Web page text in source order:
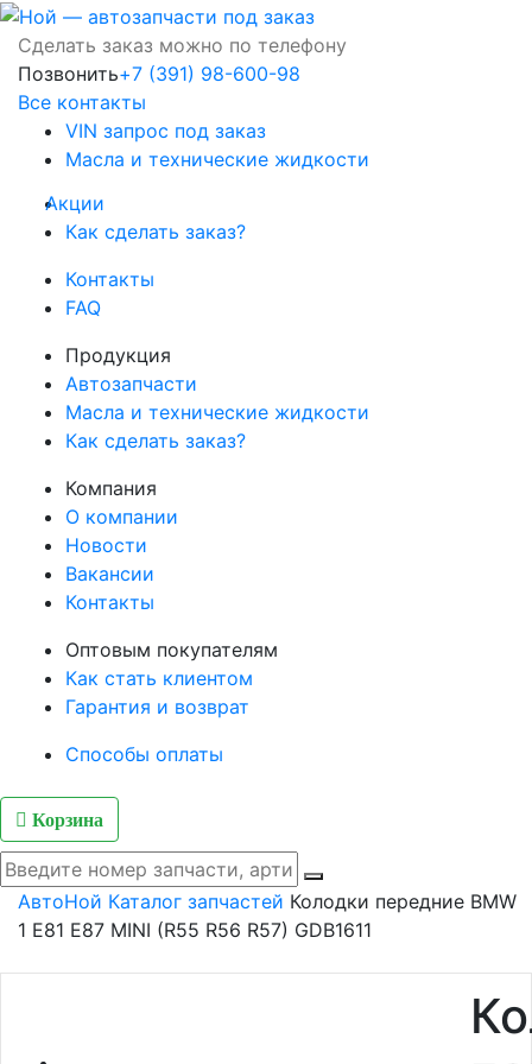
Сделать заказ можно по телефону
Позвонить+7 (391) 98-600-98
Все контакты
VIN запрос под заказ
Масла и технические жидкости
Акции
Как сделать заказ?
Контакты
FAQ
Продукция
Автозапчасти
Масла и технические жидкости
Как сделать заказ?
Компания
О компании
Новости
Вакансии
Контакты
Оптовым покупателям
Как стать клиентом
Гарантия и возврат
Способы оплаты
Корзина
АвтоНой Каталог запчастей Колодки передние BMW
1 E81 E87 MINI (R55 R56 R57) GDB1611